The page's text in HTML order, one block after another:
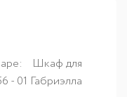
Шкаф для
- 01 Габриэлла